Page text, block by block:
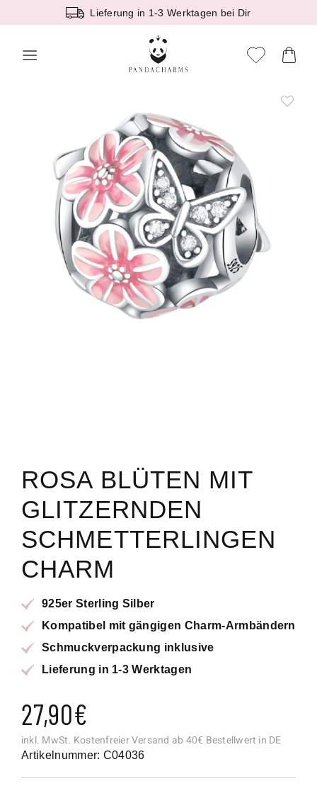
Inhalt
Lieferung in 1-3 Werktagen bei Dir
ROSA BLÜTEN MIT
GLITZERNDEN
SCHMETTERLINGEN
CHARM
925er Sterling Silber
Kompatibel mit gängigen Charm-Armbändern
Schmuckverpackung inklusive
Lieferung in 1-3 Werktagen
Artikelnummer: C04036
27,90€
inkl. MwSt. Kostenfreier Versand ab 40€ Bestellwert in DE